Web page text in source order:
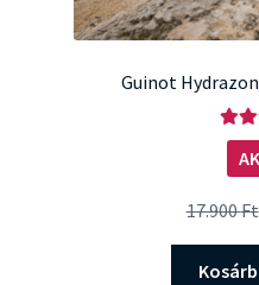
Guinot
17.900Ft